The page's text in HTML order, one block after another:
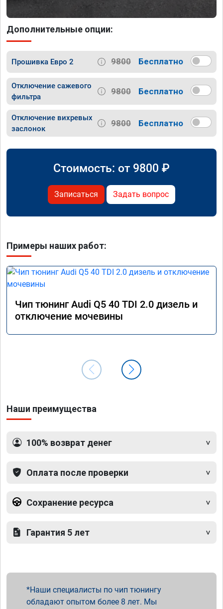
Дополнительные опции:
Прошивка Евро 2 9800 Бесплатно
Отключение сажевого
фильтра
9800 Бесплатно
Отключение вихревых
заслонок
9800 Бесплатно
Стоимость: от 9800 ₽
Записаться Задать вопрос
Примеры наших работ:
Чип тюнинг Audi Q5 40 TDI 2.0 дизель и
отключение мочевины
Наши преимущества
100% возврат денег
Оплата после проверки
Сохранение ресурса
Гарантия 5 лет
Наши специалисты по чип тюнингу
обладают опытом более 8 лет. Мы